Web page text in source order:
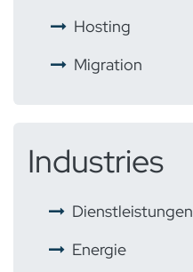
Hosting
Migration
Industries
Dienstleistungen
Energie